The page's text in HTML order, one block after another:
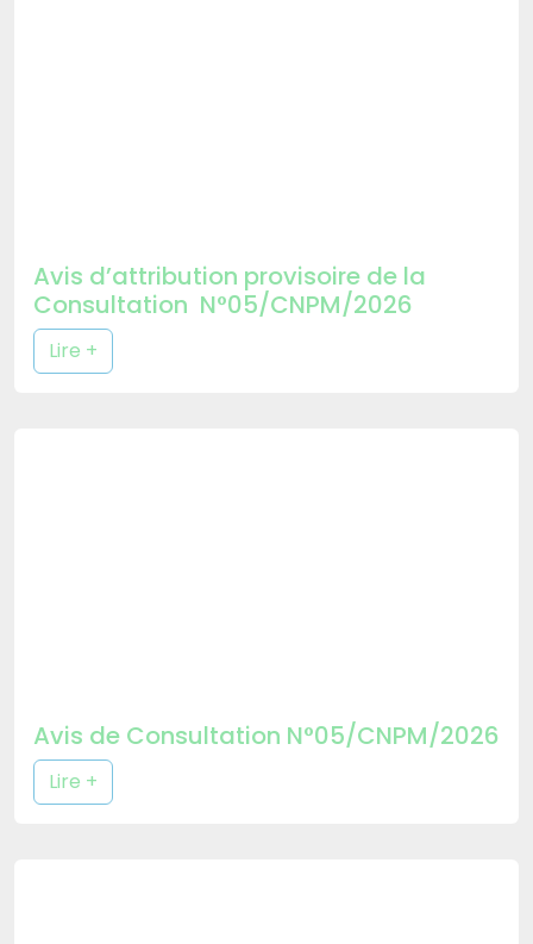
Avis d’attribution provisoire de la
Consultation N°05/CNPM/2026
Lire +
Avis de Consultation N°05/CNPM/2026
Lire +